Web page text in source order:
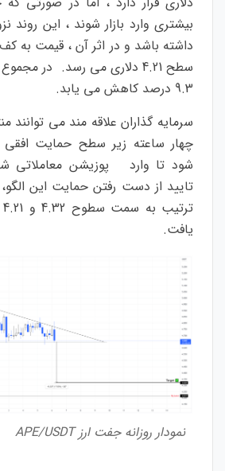
بیشتری وارد بازار شوند ، این روند
داشته باشد و در اثر آن ، قیمت به
9.3 درصد کاهش می یابد.
سرمایه گذاران علاقه مند می توانند
شود تا وارد پوزیشن معاملاتی
یافت.
نمودار روزانه جفت ارز APE/USDT